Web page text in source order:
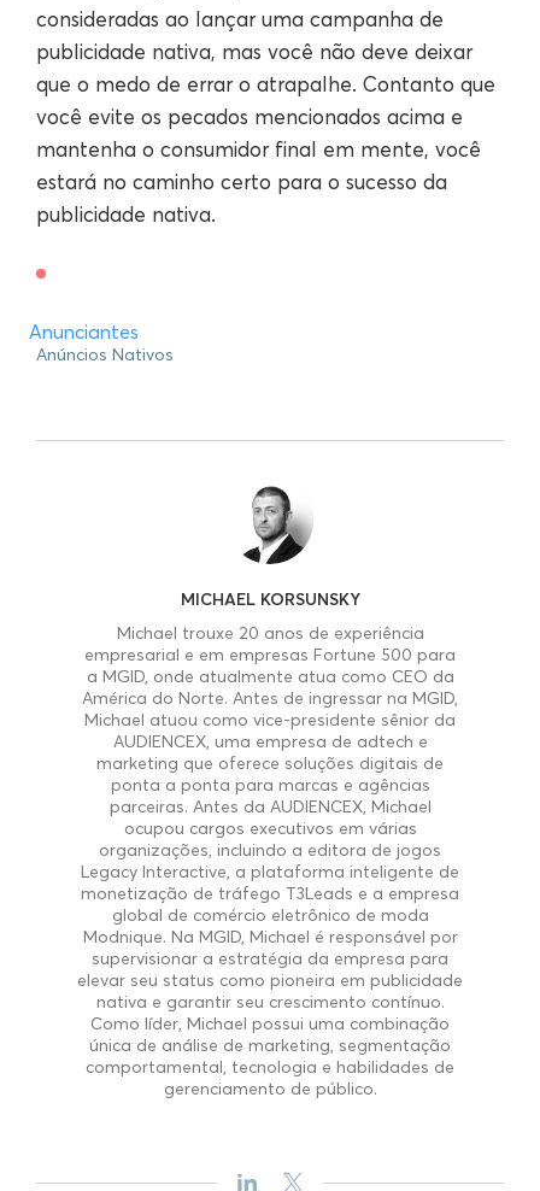
consideradas ao lançar uma campanha de
publicidade nativa, mas você não deve deixar
que o medo de errar o atrapalhe. Contanto que
você evite os pecados mencionados acima e
mantenha o consumidor final em mente, você
estará no caminho certo para o sucesso da
publicidade nativa.
Anunciantes
Anúncios Nativos
MICHAEL KORSUNSKY
Michael trouxe 20 anos de experiência
empresarial e em empresas Fortune 500 para
a MGID, onde atualmente atua como CEO da
América do Norte. Antes de ingressar na MGID,
Michael atuou como vice-presidente sênior da
AUDIENCEX, uma empresa de adtech e
marketing que oferece soluções digitais de
ponta a ponta para marcas e agências
parceiras. Antes da AUDIENCEX, Michael
ocupou cargos executivos em várias
organizações, incluindo a editora de jogos
Legacy Interactive, a plataforma inteligente de
monetização de tráfego T3Leads e a empresa
global de comércio eletrônico de moda
Modnique. Na MGID, Michael é responsável por
supervisionar a estratégia da empresa para
elevar seu status como pioneira em publicidade
nativa e garantir seu crescimento contínuo.
Como líder, Michael possui uma combinação
única de análise de marketing, segmentação
comportamental, tecnologia e habilidades de
gerenciamento de público.